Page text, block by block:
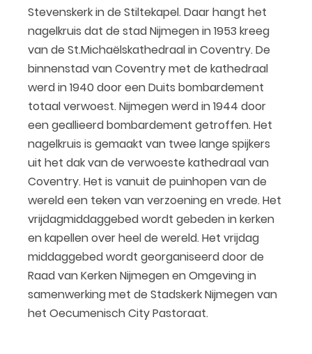
Stevenskerk in de Stiltekapel. Daar hangt het
nagelkruis dat de stad Nijmegen in 1953 kreeg
van de St.Michaëlskathedraal in Coventry. De
binnenstad van Coventry met de kathedraal
werd in 1940 door een Duits bombardement
totaal verwoest. Nijmegen werd in 1944 door
een geallieerd bombardement getroffen. Het
nagelkruis is gemaakt van twee lange spijkers
uit het dak van de verwoeste kathedraal van
Coventry. Het is vanuit de puinhopen van de
wereld een teken van verzoening en vrede. Het
vrijdagmiddaggebed wordt gebeden in kerken
en kapellen over heel de wereld. Het vrijdag
middaggebed wordt georganiseerd door de
Raad van Kerken Nijmegen en Omgeving in
samenwerking met de Stadskerk Nijmegen van
het Oecumenisch City Pastoraat.